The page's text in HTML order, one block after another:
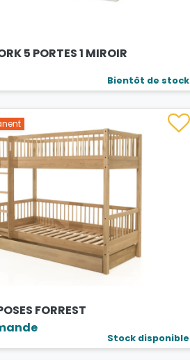
5 PORTES 1 MIROIR
Bientôt de stock
FORREST
Stock disponible